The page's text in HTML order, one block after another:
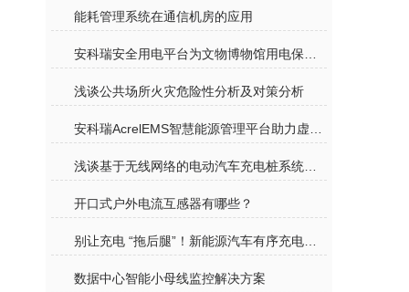
能耗管理系统在通信机房的应用
浅谈公共场所火灾危险性分析及对策分析
开口式户外电流互感器有哪些？
数据中心智能小母线监控解决方案